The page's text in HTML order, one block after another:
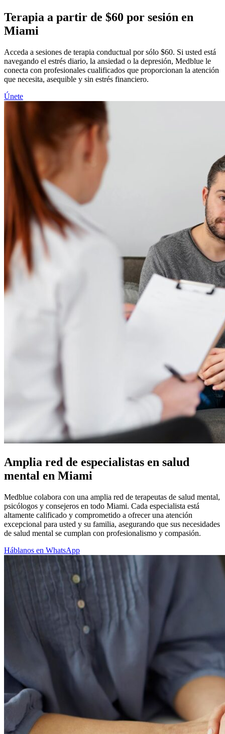
Terapia a partir de $60 por sesión en
Miami
Acceda a sesiones de terapia conductual por sólo $60. Si usted está
navegando el estrés diario, la ansiedad o la depresión, Medblue le
conecta con profesionales cualificados que proporcionan la atención
que necesita, asequible y sin estrés financiero.
Únete
Amplia red de especialistas en salud
mental en Miami
Medblue colabora con una amplia red de terapeutas de salud mental,
psicólogos y consejeros en todo Miami. Cada especialista está
altamente calificado y comprometido a ofrecer una atención
excepcional para usted y su familia, asegurando que sus necesidades
de salud mental se cumplan con profesionalismo y compasión.
Háblanos en WhatsApp